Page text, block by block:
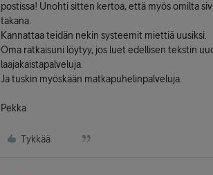
postissa! Unohti sitten kertoa, että myös omilta
takana.
Kannattaa teidän nekin systeemit miettiä uusiksi.
Oma ratkaisuni löytyy, jos luet edellisen tekstin
laajakaistapalveluja.
Ja tuskin myöskään matkapuhelinpalveluja.
Pekka
Tykkää